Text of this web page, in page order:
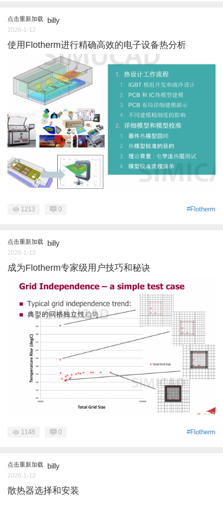
点击重新加载 billy
2026-1-12
使用Flotherm进行精确高效的电子设备热分析
#Flotherm
1213 0
点击重新加载 billy
2026-1-12
成为Flotherm专家级用户技巧和秘诀
#Flotherm
1148 0
点击重新加载 billy
2026-1-12
散热器选择和安装